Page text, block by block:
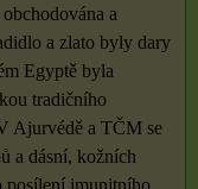
a
a zlato byly dary
Egyptě byla
tradičního
Ajurvédě a TČM se
a dásní, kožních
posílení imunitního